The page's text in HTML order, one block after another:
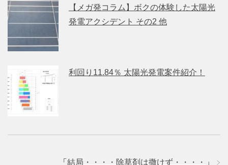
【メガ発コラム】ボクの体験した太陽光
発電アクシデント その2 他
利回り11.84％ 太陽光発電案件紹介！
「 結局・・・・除草剤は撒けず・・・・ 」